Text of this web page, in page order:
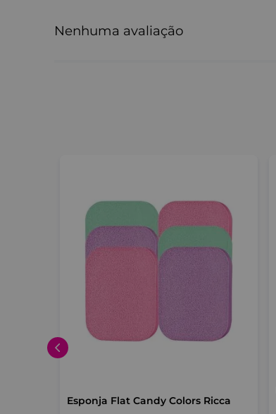
Nenhuma avaliação
Esponja Flat Candy Colors Ricca